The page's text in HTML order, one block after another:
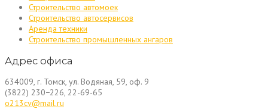
Строительство автомоек
Строительство автосервисов
Аренда техники
Строительство промышленных ангаров
Адрес офиса
634009, г. Томск, ул. Водяная, 59, оф. 9
(3822) 230−226, 22-69-65
o213cv@mail.ru